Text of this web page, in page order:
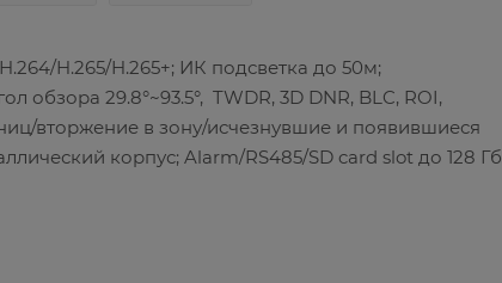
H.265/H.265+; ИК подсветка до 50м;
обзора 29.8°~93.5°, TWDR, 3D DNR, BLC, ROI,
вторжение в зону/исчезнувшие и появившиеся
корпус; Alarm/RS485/SD card slot до 128 Гб